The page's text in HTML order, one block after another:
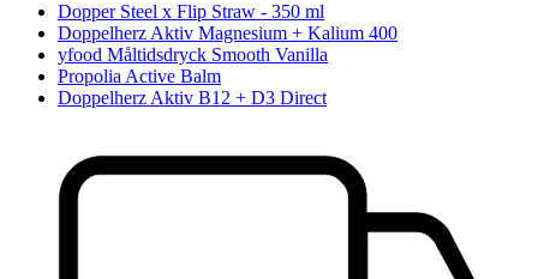
Dopper Steel x Flip Straw - 350 ml
Doppelherz Aktiv Magnesium + Kalium 400
yfood Måltidsdryck Smooth Vanilla
Propolia Active Balm
Doppelherz Aktiv B12 + D3 Direct